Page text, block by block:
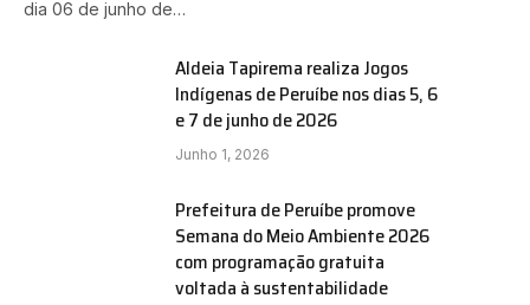
dia 06 de junho de…
Aldeia Tapirema realiza Jogos
Indígenas de Peruíbe nos dias 5, 6
e 7 de junho de 2026
Junho 1, 2026
Prefeitura de Peruíbe promove
Semana do Meio Ambiente 2026
com programação gratuita
voltada à sustentabilidade